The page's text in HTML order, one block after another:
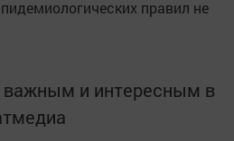
правил не
и интересным в